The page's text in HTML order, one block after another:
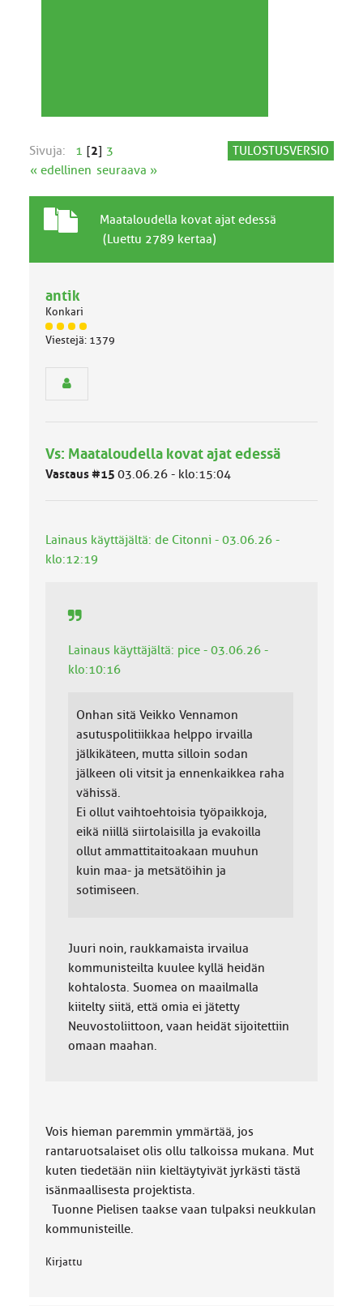
TULOSTUSVERSIO
Sivuja: 1 [2] 3
« edellinen seuraava »
a
a
l
n
e
A
Maataloudella kovat ajat edessä
(Luettu 2789 kertaa)
antik
Konkari
J
ä
m
ä
k
a
Viestejä: 1379
Vs: Maataloudella kovat ajat edessä
Vastaus #15 03.06.26 - klo:15:04
Lainaus käyttäjältä: de Citonni - 03.06.26 -
klo:12:19
Lainaus käyttäjältä: pice - 03.06.26 -
klo:10:16
Onhan sitä Veikko Vennamon
asutuspolitiikkaa helppo irvailla
jälkikäteen, mutta silloin sodan
jälkeen oli vitsit ja ennenkaikkea raha
vähissä.
Ei ollut vaihtoehtoisia työpaikkoja,
eikä niillä siirtolaisilla ja evakoilla
ollut ammattitaitoakaan muuhun
kuin maa- ja metsätöihin ja
sotimiseen.
Juuri noin, raukkamaista irvailua
kommunisteilta kuulee kyllä heidän
kohtalosta. Suomea on maailmalla
kiitelty siitä, että omia ei jätetty
Neuvostoliittoon, vaan heidät sijoitettiin
omaan maahan.
Vois hieman paremmin ymmärtää, jos
rantaruotsalaiset olis ollu talkoissa mukana. Mut
kuten tiedetään niin kieltäytyivät jyrkästi tästä
isänmaallisesta projektista.
Tuonne Pielisen taakse vaan tulpaksi neukkulan
kommunisteille.
Kirjattu